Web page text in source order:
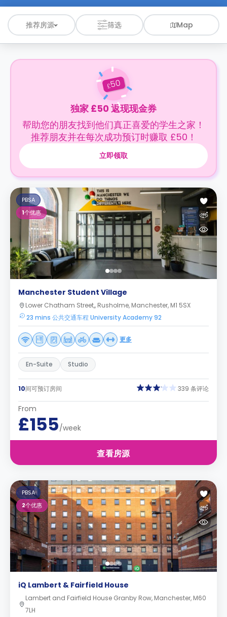
推荐房源 筛选 Map
£50
独家 £50 返现现金券
帮助您的朋友找到他们真正喜爱的学生之家！
推荐朋友并在每次成功预订时赚取 £50！
立即领取
PBSA
1个优惠
Manchester Student Village
Lower Chatham Street,, Rusholme, Manchester, M1 5SX
23 mins 公共交通车程 University Academy 92
更多
En-Suite Studio
10间可预订房间 339 条评论
From
£155/week
查看房源
PBSA
2个优惠
iQ Lambert & Fairfield House
Lambert and Fairfield House Granby Row, Manchester, M60
7LH